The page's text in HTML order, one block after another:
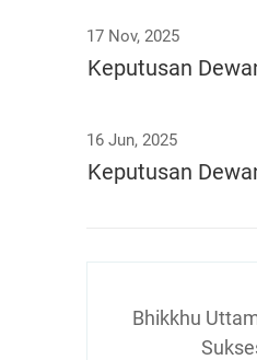
2. Bhikkhu
3. Bhikkhu
4. Bhikkhu
F.
4. Bhikkhu
5. Bhikkhu
17 Nov, 2025
Keputusan
16 Jun, 2025
Keputusan
Bhikkhu